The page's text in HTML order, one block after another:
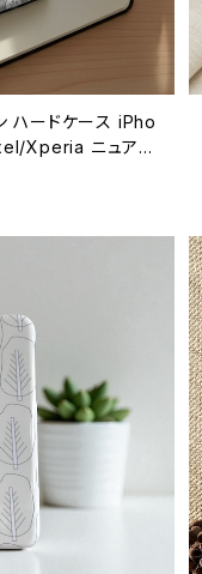
ハードケース iPho
Xperia ニュアン
スカラー 【モダ